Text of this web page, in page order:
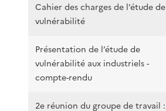
Cahier des charges de l’étude de
vulnérabilité
Présentation de l’étude de
vulnérabilité aux industriels -
compte-rendu
2e réunion du groupe de travail :